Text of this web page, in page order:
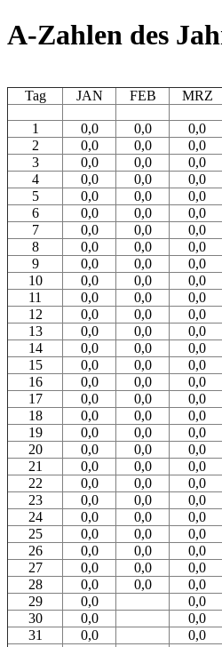
A-Zahlen des
Tag JAN FEB MRZ
1 0,0 0,0 0,0
2
0,0 0,0 0,0
3
0,0 0,0 0,0
4
0,0 0,0 0,0
5
0,0 0,0 0,0
6
0,0 0,0 0,0
7
0,0 0,0 0,0
8
0,0 0,0 0,0
9
0,0 0,0 0,0
10
0,0 0,0 0,0
11
0,0 0,0 0,0
12
0,0 0,0 0,0
13
0,0 0,0 0,0
14
0,0 0,0 0,0
15
0,0 0,0 0,0
16
0,0 0,0 0,0
17
0,0 0,0 0,0
18
0,0 0,0 0,0
19
0,0 0,0 0,0
20
0,0 0,0 0,0
21
0,0 0,0 0,0
22
0,0 0,0 0,0
23
0,0 0,0 0,0
24
0,0 0,0 0,0
25
0,0 0,0 0,0
26
0,0 0,0 0,0
27
0,0 0,0 0,0
28
0,0 0,0 0,0
29
0,0 0,0
30
0,0 0,0
31
0,0 0,0